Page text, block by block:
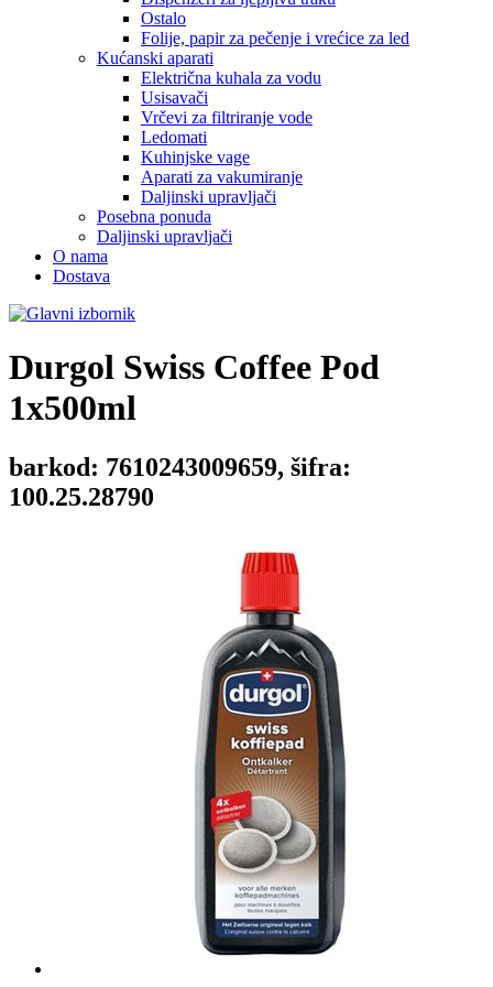
Ostalo
Folije, papir za pečenje i vrećice za led
Kućanski aparati
Električna kuhala za vodu
Usisavači
Vrčevi za filtriranje vode
Ledomati
Kuhinjske vage
Aparati za vakumiranje
Daljinski upravljači
Posebna ponuda
Daljinski upravljači
O nama
Dostava
Durgol Swiss Coffee Pod
1x500ml
barkod: 7610243009659, šifra:
100.25.28790